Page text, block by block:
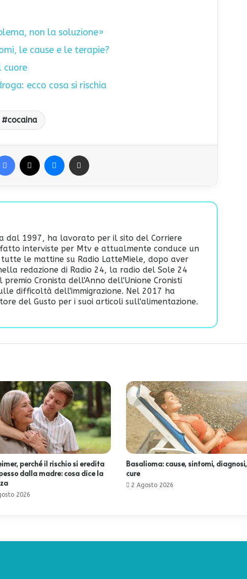
non la soluzione»
le cause e le terapie?
cuore
ecco cosa si rischia
cocaina
dal 1997, ha lavorato per il sito del Corriere
interviste per Mtv e attualmente conduce un
le mattine su Radio LatteMiele, dopo aver
redazione di Radio 24, la radio del Sole 24
Cronista dell'Anno dell'Unione Cronisti
difficoltà dell'immigrazione. Nel 2017 ha
del Gusto per i suoi articoli sull'alimentazione.
perché il rischio si eredita
dalla madre: cosa dice la
2026
Basalioma: cause, sintomi, diagnosi,
cure
2 Agosto 2026